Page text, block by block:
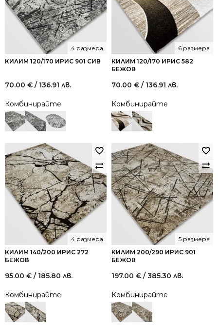
КИЛИМ 120/170 ИРИС 901 СИВ
4 размера
70.00 € / 136.91 лв.
Комбинирайте
КИЛИМ 120/170 ИРИС 582
БЕЖОВ
6 размера
70.00 € / 136.91 лв.
Комбинирайте
КИЛИМ 140/200 ИРИС 272
БЕЖОВ
4 размера
95.00 € / 185.80 лв.
Комбинирайте
КИЛИМ 200/290 ИРИС 901
БЕЖОВ
5 размера
197.00 € / 385.30 лв.
Комбинирайте